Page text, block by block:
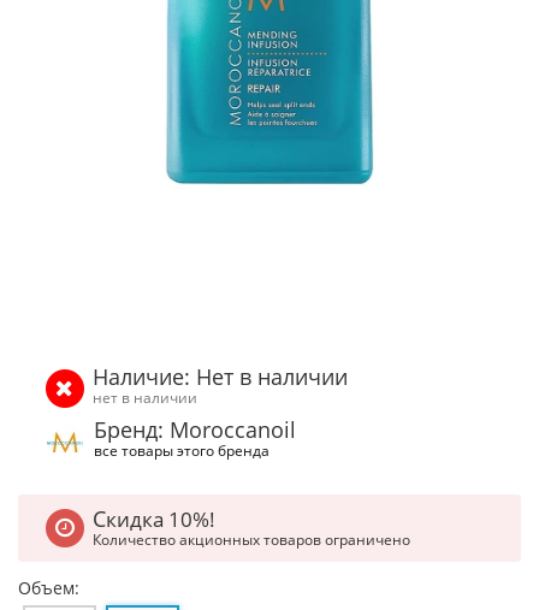
Наличие: Нет в наличии
нет в наличии
Бренд: Moroccanoil
все товары этого бренда
Скидка 10%!
Количество акционных товаров ограничено
Объем: